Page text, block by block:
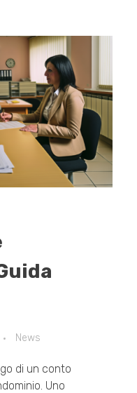
News
di un conto
Uno